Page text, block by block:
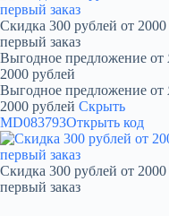
Скидка 300 рублей от
первый заказ
Выгодное предложение
2000 рублей
Выгодное предложение
2000 рублей Скрыть
MD083793Открыть код
Скидка 300 рублей от
первый заказ